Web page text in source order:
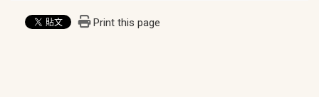
Print this page